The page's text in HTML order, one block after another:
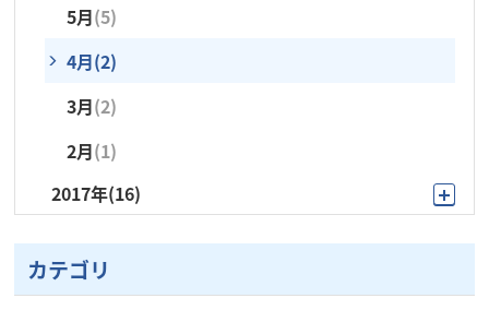
1月(1)
2月(1)
3月(5)
5月(5)
4月(2)
3月(2)
2月(1)
2017年(16)
10月(1)
9月(1)
カテゴリ